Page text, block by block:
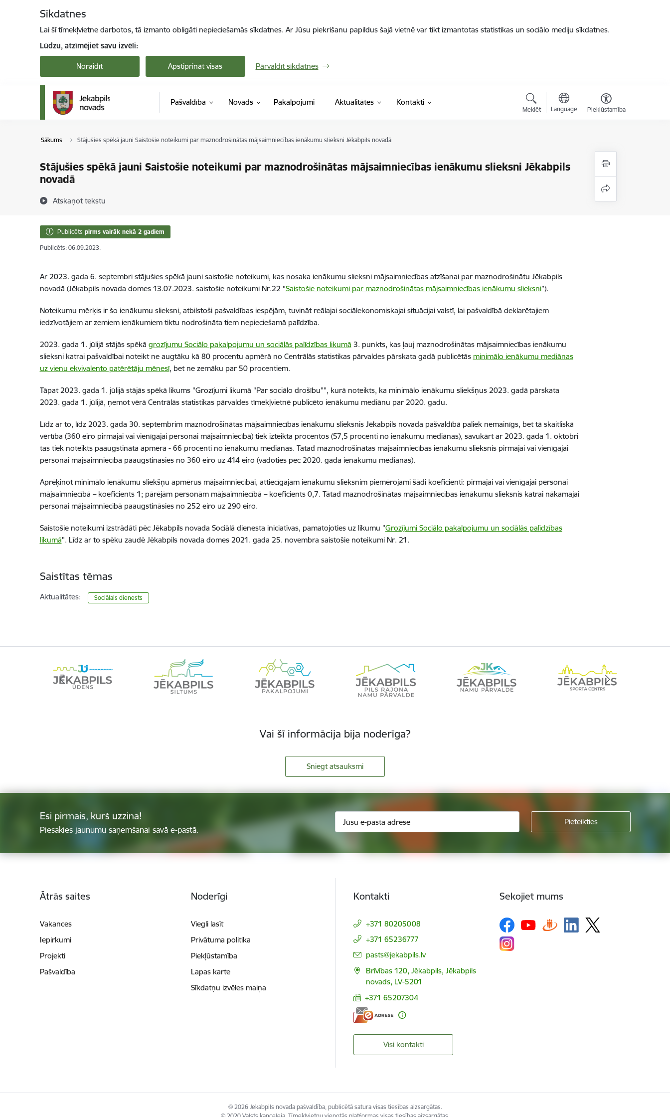
Sīkdatnes
Lai šī tīmekļvietne darbotos, tā izmanto obligāti nepieciešamās sīkdatnes. Ar Jūsu piekrišanu papildus šajā vietnē var tikt izmantotas statistikas un sociālo mediju sīkdatnes.
Lūdzu, atzīmējiet savu izvēli:
Noraidīt Apstiprināt visas Pārvaldīt sīkdatnes
Pašvaldība Novads Pakalpojumi Aktualitātes Kontakti
Meklēt Language Piekļūstamība
Sākums Stājušies spēkā jauni Saistošie noteikumi par maznodrošinātas mājsaimniecības ienākumu slieksni Jēkabpils novadā
Stājušies spēkā jauni Saistošie noteikumi par maznodrošinātas mājsaimniecības ienākumu slieksni Jēkabpils
novadā
Atskaņot tekstu
Publicēts pirms vairāk nekā 2 gadiem
Publicēts: 06.09.2023.
Ar 2023. gada 6. septembri stājušies spēkā jauni saistošie noteikumi, kas nosaka ienākumu slieksni mājsaimniecības atzīšanai par maznodrošinātu Jēkabpils
novadā (Jēkabpils novada domes 13.07.2023. saistošie noteikumi Nr.22 “Saistošie noteikumi par maznodrošinātas mājsaimniecības ienākumu slieksni”).
Noteikumu mērķis ir šo ienākumu slieksni, atbilstoši pašvaldības iespējām, tuvināt reālajai sociālekonomiskajai situācijai valstī, laipašvaldībā deklarētajiem
iedzīvotājiem ar zemiem ienākumiem tiktu nodrošināta tiem nepieciešamā palīdzība.
2023. gada 1. jūlijā stājās spēkā grozījumu Sociālo pakalpojumu un sociālās palīdzības likumā 3. punkts, kas ļauj maznodrošinātas mājsaimniecības ienākumu
slieksni katraipašvaldībainoteikt ne augtāku kā 80 procentu apmērā no Centrālās statistikas pārvaldes pārskata gadā publicētās minimālo ienākumu mediānas
uz vienu ekvivalento patērētāju mēnesī, bet ne zemāku par 50 procentiem.
Tāpat2023. gada 1. jūlijā stājās spēkā likums "Grozījumi likumā "Par sociālo drošību"", kurā noteikts, ka minimālo ienākumu sliekšņus 2023. gadā pārskata
2023. gada 1. jūlijā, ņemot vērā Centrālās statistikas pārvaldes tīmekļvietnē publicēto ienākumu mediānu par 2020. gadu.
Līdz ar to, līdz 2023. gada 30. septembrim maznodrošinātas mājsaimniecības ienākumu slieksnis Jēkabpils novada pašvaldībā paliek nemainīgs, bet tā skaitliskā
vērtība (360 eiro pirmajai vai vienīgajai personai mājsaimniecībā) tiek izteikta procentos (57,5 procenti no ienākumu mediānas), savukārt ar 2023. gada 1. oktobri
tas tiek noteikts paaugstinātā apmērā - 66 procenti no ienākumu mediānas. Tātad maznodrošinātas mājsaimniecības ienākumu slieksnis pirmajai vai vienīgajai
personai mājsaimniecībā paaugstināsies no 360eiro uz 414eiro (vadoties pēc 2020. gada ienākumu mediānas).
Aprēķinot minimālo ienākumu sliekšņu apmērus mājsaimniecībai, attiecīgajam ienākumu slieksnim piemērojami šādi koeficienti: pirmajai vai vienīgajai personai
mājsaimniecībā – koeficients 1; pārējām personām mājsaimniecībā – koeficients 0,7. Tātad maznodrošinātas mājsaimniecības ienākumu slieksnis katrai nākamajai
personai mājsaimniecībā paaugstināsies no 252 eiro uz 290 eiro.
Saistošie noteikumi izstrādātipēc Jēkabpils novada Sociālā dienesta iniciatīvas, pamatojoties uz likumu "Grozījumi Sociālo pakalpojumu un sociālās palīdzības
likumā". Līdz ar to spēku zaudē Jēkabpils novada domes 2021. gada 25. novembra saistošienoteikumiNr. 21.
Saistītas tēmas
Aktualitātes: Sociālais dienests
Vai šī informācija bija noderīga?
Sniegt atsauksmi
Esi pirmais, kurš uzzina!
Piesakies jaunumu saņemšanai savā e-pastā.
Ātrās saites
Vakances
Iepirkumi
Projekti
Pašvaldība
Noderīgi
Viegli lasīt
Privātuma politika
Piekļūstamība
Lapas karte
Sīkdatņu izvēles maiņa
Kontakti
+371 80205008
+371 65236777
E-pasts:
pasts@jekabpils.lv
Brīvības 120, Jēkabpils, Jēkabpils
novads, LV-5201
+371 65207304
Visi kontakti
Sekojiet mums
© 2026 Jekabpils novada pašvaldība, publicētā satura visas tiesības aizsargātas.